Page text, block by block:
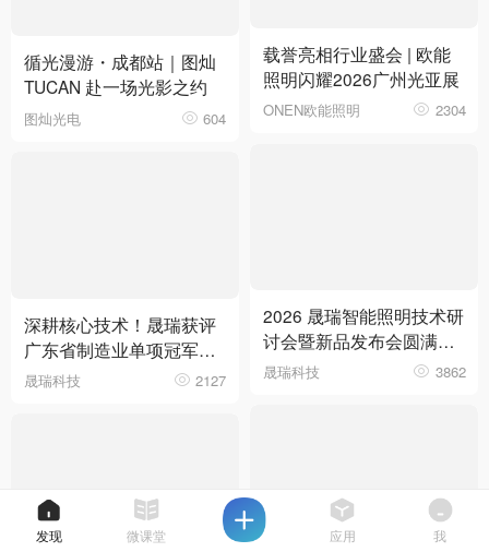
循光漫游・成都站｜图灿
TUCAN 赴一场光影之约
图灿光电 604
深耕核心技术！晟瑞获评
广东省制造业单项冠军企
业
晟瑞科技 2127
载誉亮相行业盛会 | 欧能
照明闪耀2026广州光亚展
ONEN欧能照明 2304
2026 晟瑞智能照明技术研
讨会暨新品发布会圆满落
幕
晟瑞科技 3862
发现 微课堂 应用 我